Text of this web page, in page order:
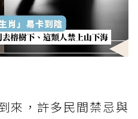
來，許多民間禁忌與